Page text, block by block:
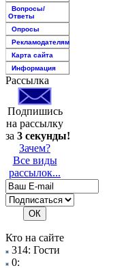
Вопросы/
Ответы
Опросы
Рекламодателям
Карта сайта
Информация
Рассылка
Подпишись
на рассылку
за 3 секунды!
Зачем?
Все виды
рассылок...
Кто на сайте
314: Гости
0: